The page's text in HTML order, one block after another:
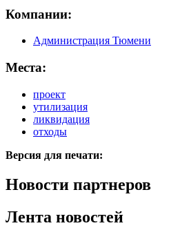
Компании:
Администрация Тюмени
Места:
проект
утилизация
ликвидация
отходы
Версия для печати:
Новости партнеров
Лента новостей